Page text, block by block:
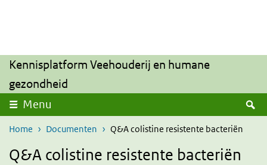
Kennisplatform Veehouderij en humane
gezondheid
Menu
Home Documenten Q&A colistine resistente bacteriën
Q&A colistine resistente bacteriën